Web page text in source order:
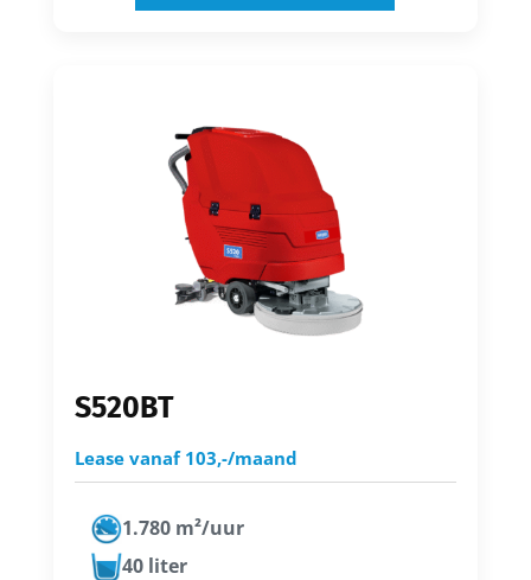
S520BT
Lease vanaf 103,-/maand
1.780 m²/uur
40 liter